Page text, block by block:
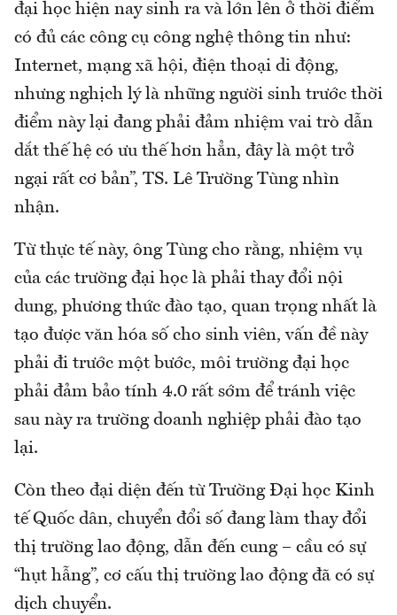
đại học hiện nay sinh ra và lớn lên ở thời điểm
có đủ các công cụ công nghệ thông tin như:
Internet, mạng xã hội, điện thoại di động,
nhưng nghịch lý là những người sinh trước thời
điểm này lại đang phải đảm nhiệm vai trò dẫn
dắt thế hệ có ưu thế hơn hẳn, đây là một trở
ngại rất cơ bản”, TS. Lê Trường Tùng nhìn
nhận.
Từ thực tế này, ông Tùng cho rằng, nhiệm vụ
của các trường đại học là phải thay đổi nội
dung, phương thức đào tạo, quan trọng nhất là
tạo được văn hóa số cho sinh viên, vấn đề này
phải đi trước một bước, môi trường đại học
phải đảm bảo tính 4.0 rất sớm để tránh việc
sau này ra trường doanh nghiệp phải đào tạo
lại.
Còn theo đại diện đến từ Trường Đại học Kinh
tế Quốc dân, chuyển đổi số đang làm thay đổi
thị trường lao động, dẫn đến cung – cầu có sự
“hụt hẫng”, cơ cấu thị trường lao động đã có sự
dịch chuyển.